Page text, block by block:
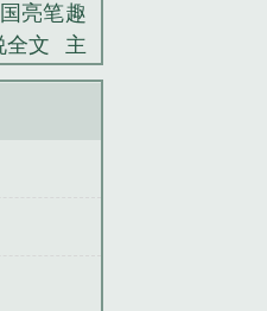
亮笔趣
全文
主
杨逸秦
秦玉莲
小说全